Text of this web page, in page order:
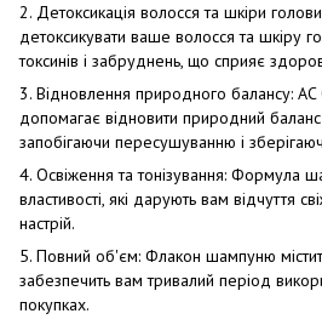
2. Детоксикація волосся та шкіри
детоксикувати ваше волосся та шкіру
токсинів і забруднень, що сприяє
3. Відновлення природного балансу: AC
допомагає відновити природний
запобігаючи пересушуванню і
4. Освіження та тонізування: Формула
властивості, які дарують вам відчуття
настрій.
5. Повний об'єм: Флакон шампуню
забезпечить вам тривалий період
покупках.